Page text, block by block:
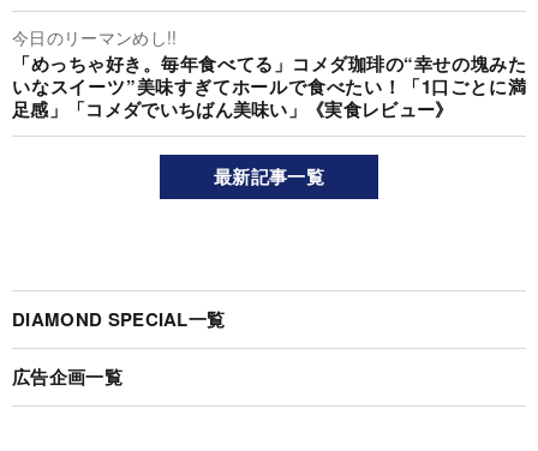
今日のリーマンめし!!
「めっちゃ好き。毎年食べてる」コメダ珈琲の“幸せの塊みた
いなスイーツ”美味すぎてホールで食べたい！「1口ごとに満
足感」「コメダでいちばん美味い」《実食レビュー》
最新記事一覧
DIAMOND SPECIAL一覧
広告企画一覧